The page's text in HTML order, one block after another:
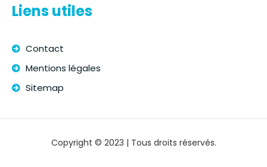
Liens utiles
Contact
Mentions légales
Sitemap
Copyright © 2023 | Tous droits réservés.